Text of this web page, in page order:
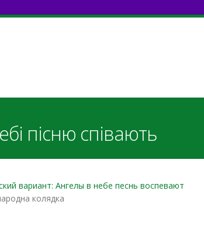
пiсню спiвають
вариант: Ангелы в небе песнь воспевают
колядка